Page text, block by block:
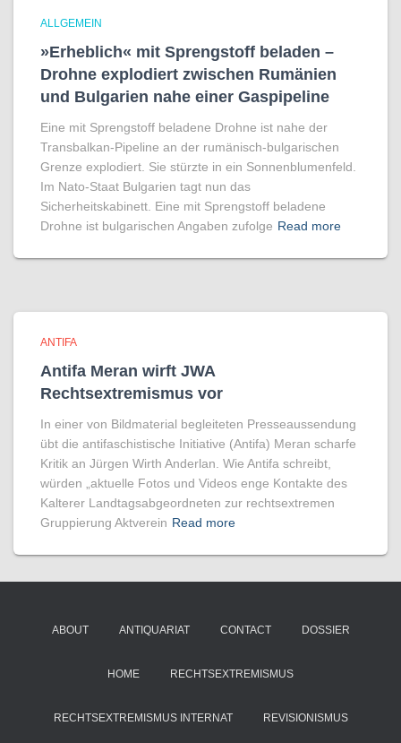
ALLGEMEIN
»Erheblich« mit Sprengstoff beladen –
Drohne explodiert zwischen Rumänien
und Bulgarien nahe einer Gaspipeline
Eine mit Sprengstoff beladene Drohne ist nahe der
Transbalkan-Pipeline an der rumänisch-bulgarischen
Grenze explodiert. Sie stürzte in ein Sonnenblumenfeld.
Im Nato-Staat Bulgarien tagt nun das
Sicherheitskabinett. Eine mit Sprengstoff beladene
Drohne ist bulgarischen Angaben zufolge Read more
ANTIFA
Antifa Meran wirft JWA
Rechtsextremismus vor
In einer von Bildmaterial begleiteten Presseaussendung
übt die antifaschistische Initiative (Antifa) Meran scharfe
Kritik an Jürgen Wirth Anderlan. Wie Antifa schreibt,
würden „aktuelle Fotos und Videos enge Kontakte des
Kalterer Landtagsabgeordneten zur rechtsextremen
Gruppierung Aktverein Read more
ABOUT ANTIQUARIAT CONTACT DOSSIER
HOME RECHTSEXTREMISMUS
RECHTSEXTREMISMUS INTERNAT REVISIONISMUS